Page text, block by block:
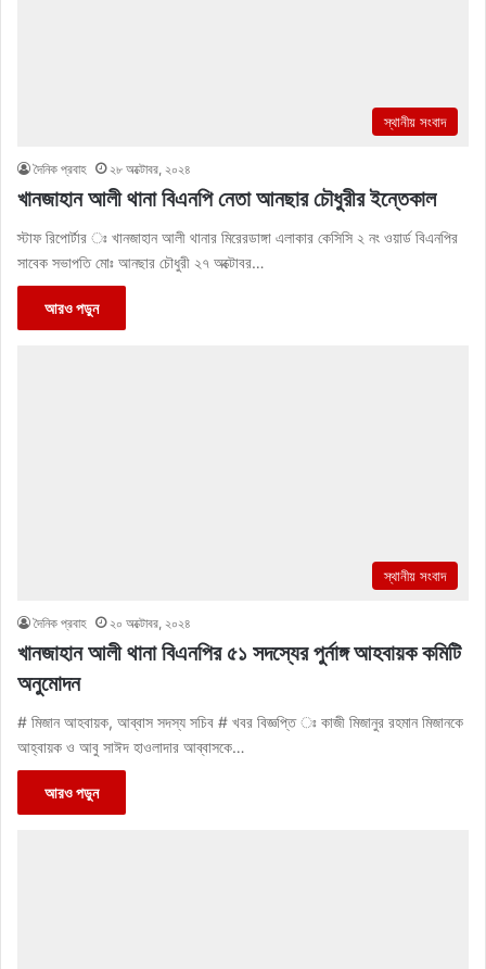
স্থানীয় সংবাদ
দৈনিক প্রবাহ ২৮ অক্টোবর, ২০২৪
খানজাহান আলী থানা বিএনপি নেতা আনছার চৌধুরীর ইন্তেকাল
স্টাফ রিপোর্টার ঃ খানজাহান আলী থানার মিরেরডাঙ্গা এলাকার কেসিসি ২ নং ওয়ার্ড বিএনপির
সাবেক সভাপতি মোঃ আনছার চৌধুরী ২৭ অক্টোবর…
আরও পড়ুন
স্থানীয় সংবাদ
দৈনিক প্রবাহ ২০ অক্টোবর, ২০২৪
খানজাহান আলী থানা বিএনপির ৫১ সদস্যের পুর্নাঙ্গ আহবায়ক কমিটি
অনুমোদন
# মিজান আহবায়ক, আব্বাস সদস্য সচিব # খবর বিজ্ঞপ্তি ঃ কাজী মিজানুর রহমান মিজানকে
আহ্বায়ক ও আবু সাঈদ হাওলাদার আব্বাসকে…
আরও পড়ুন